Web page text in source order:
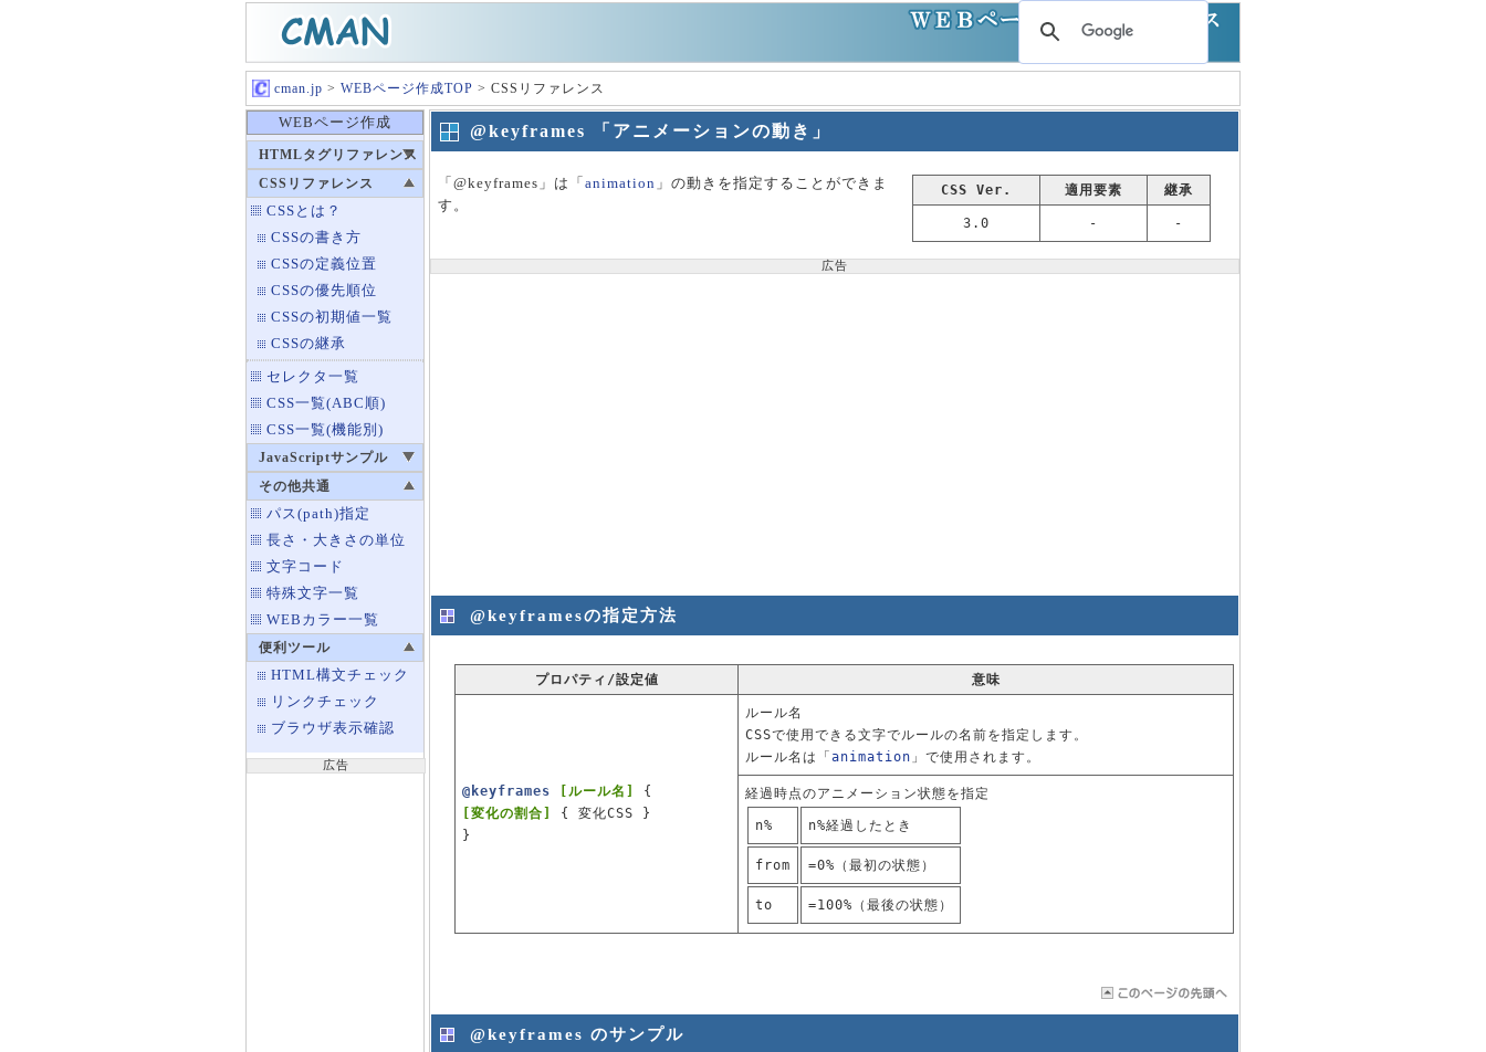
cman.jp > WEBページ作成TOP > CSSリファレンス
WEBページ作成
HTMLタグリファレンス
CSSリファレンス
CSSとは？
CSSの書き方
CSSの定義位置
CSSの優先順位
CSSの初期値一覧
CSSの継承
セレクタ一覧
CSS一覧(ABC順)
CSS一覧(機能別)
JavaScriptサンプル
その他共通
パス(path)指定
長さ・大きさの単位
文字コード
特殊文字一覧
WEBカラー一覧
便利ツール
HTML構文チェック
リンクチェック
ブラウザ表示確認
広告
@keyframes 「アニメーションの動き」
「@keyframes」は「 animation 」の動きを指定することができま
す。
CSS Ver. 適用要素 継承
3.0 - -
広告
@keyframesの指定方法
プロパティ/設定値 意味
@keyframes [ルール名]
{
[変化の割合]
{ 変化CSS }
}
ルール名
CSSで使用できる文字でルールの名前を指定します。
ルール名は「 animation 」で使用されます。
経過時点のアニメーション状態を指定
n% n%経過したとき
from =0%（最初の状態）
to =100%（最後の状態）
@keyframes のサンプル